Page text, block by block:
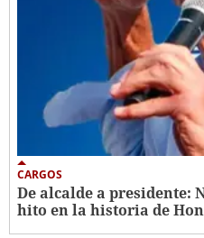
CARGOS
De alcalde a presidente:
hito en la historia de